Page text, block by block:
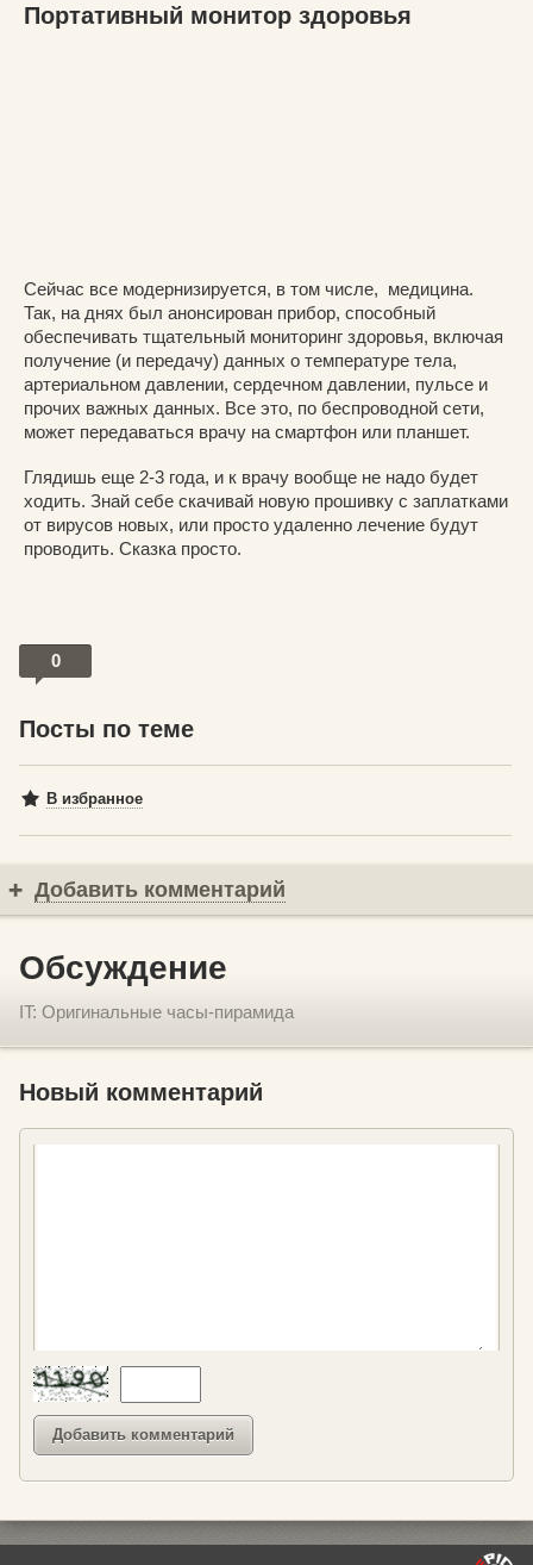
Портативный монитор здоровья
Сейчас все модернизируется, в том числе, медицина.
Так, на днях был анонсирован прибор, способный
обеспечивать тщательный мониторинг здоровья, включая
получение (и передачу) данных о температуре тела,
артериальном давлении, сердечном давлении, пульсе и
прочих важных данных. Все это, по беспроводной сети,
может передаваться врачу на смартфон или планшет.
Глядишь еще 2-3 года, и к врачу вообще не надо будет
ходить. Знай себе скачивай новую прошивку с заплатками
от вирусов новых, или просто удаленно лечение будут
проводить. Сказка просто.
0
Посты по теме
В избранное
Добавить комментарий
Обсуждение
IT: Оригинальные часы-пирамида
Новый комментарий